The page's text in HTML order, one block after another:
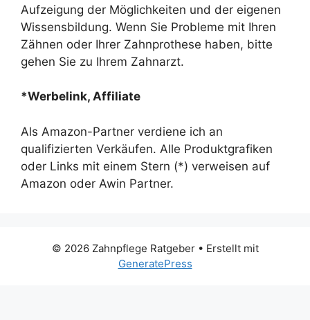
Aufzeigung der Möglichkeiten und der eigenen
Wissensbildung. Wenn Sie Probleme mit Ihren
Zähnen oder Ihrer Zahnprothese haben, bitte
gehen Sie zu Ihrem Zahnarzt.
*Werbelink, Affiliate
Als Amazon-Partner verdiene ich an
qualifizierten Verkäufen. Alle Produktgrafiken
oder Links mit einem Stern (*) verweisen auf
Amazon oder Awin Partner.
© 2026 Zahnpflege Ratgeber• Erstellt mit
GeneratePress